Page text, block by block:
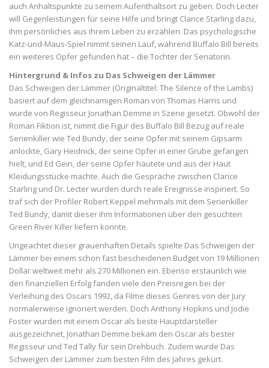
auch Anhaltspunkte zu seinem Aufenthaltsort zu geben. Doch Lecter
will Gegenleistungen für seine Hilfe und bringt Clarice Starling dazu,
ihm persönliches aus ihrem Leben zu erzählen. Das psychologische
Katz-und-Maus-Spiel nimmt seinen Lauf, während Buffalo Bill bereits
ein weiteres Opfer gefunden hat – die Tochter der Senatorin.
Hintergrund & Infos zu Das Schweigen der Lämmer
Das Schweigen der Lämmer (Originaltitel: The Silence of the Lambs)
basiert auf dem gleichnamigen Roman von Thomas Harris und
wurde von Regisseur Jonathan Demme in Szene gesetzt. Obwohl der
Roman Fiktion ist, nimmt die Figur des Buffalo Bill Bezug auf reale
Serienkiller wie Ted Bundy, der seine Opfer mit seinem Gipsarm
anlockte, Gary Heidnick, der seine Opfer in einer Grube gefangen
hielt, und Ed Gein, der seine Opfer häutete und aus der Haut
Kleidungsstücke machte. Auch die Gespräche zwischen Clarice
Starling und Dr. Lecter wurden durch reale Ereignisse inspiriert. So
traf sich der Profiler Robert Keppel mehrmals mit dem Serienkiller
Ted Bundy, damit dieser ihm Informationen über den gesuchten
Green River Killer liefern konnte.
Ungeachtet dieser grauenhaften Details spielte Das Schweigen der
Lämmer bei einem schon fast bescheidenen Budget von 19 Millionen
Dollar weltweit mehr als 270 Millionen ein. Ebenso erstaunlich wie
den finanziellen Erfolg fanden viele den Preisregen bei der
Verleihung des Oscars 1992, da Filme dieses Genres von der Jury
normalerweise ignoriert werden. Doch Anthony Hopkins und Jodie
Foster wurden mit einem Oscar als beste Hauptdarsteller
ausgezeichnet, Jonathan Demme bekam den Oscar als bester
Regisseur und Ted Tally für sein Drehbuch. Zudem wurde Das
Schweigen der Lämmer zum besten Film des Jahres gekürt.